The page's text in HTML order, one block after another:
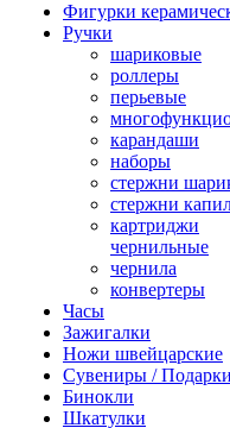
Фигурки
Ручки
шариковые
роллеры
перьевые
карандаши
наборы
стержни
стержни
картриджи
чернильные
чернила
конвертеры
Часы
Зажигалки
Ножи швейцарские
Сувениры / Подарки
Бинокли
Шкатулки